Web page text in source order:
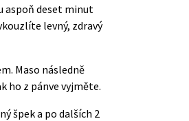
aspoň deset minut
levný, zdravý
Maso následně
ho z pánve vyjměte.
špek a po dalších 2